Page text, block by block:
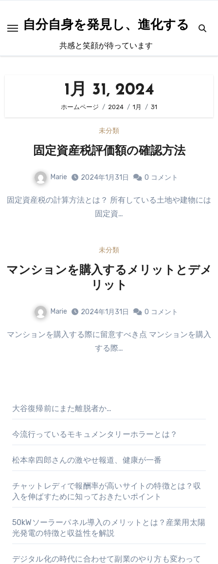
自分自身を発見し、進化する
共感と笑顔が待っています
1月 31, 2024
ホームページ 2024 1月 31
未分類
固定資産税評価額の確認方法
Marie 2024年1月31日 0 コメント
固定資産税の計算方法とは？ 所有している土地や建物には
固定資…
未分類
マンションを購入するメリットとデメ
リット
Marie 2024年1月31日 0 コメント
マンションを購入する際に留意すべき点 マンションを購入
する際…
大谷復帰前にまた離脱者か…
今流行っているモキュメンタリーホラーとは？
松本幸四郎さんの激やせ報道、健康が一番
チャットレディで報酬率が高いサイトの特徴とは？収
入を伸ばすために知っておきたいポイント
50kWソーラーパネル導入のメリットとは？産業用太陽
光発電の特徴と収益性を解説
デジタル化の時代に合わせて副業のやり方も変わって